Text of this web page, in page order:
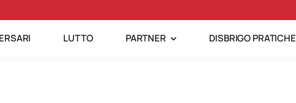
LUTTO PARTNER DISBRIGO PRATICHE